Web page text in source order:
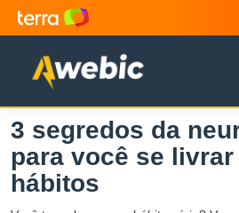
3 segredos da
para você se
hábitos